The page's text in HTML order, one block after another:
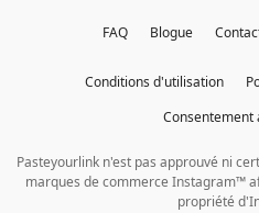
Pasteyourlink n'est pas approuvé ni
marques de commerce Instagram™
propriété
FAQ Blogue
Conditions d'utilisation
Consentement